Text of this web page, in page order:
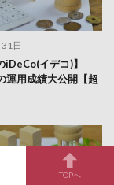
日
iDeCo(イデコ)】
運用成績大公開【超
TOPへ